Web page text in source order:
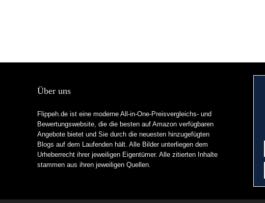
Über uns
Flippeh.de ist eine moderne All-in-One-Preisvergleichs- und
Bewertungswebsite, die die besten auf Amazon verfügbaren
Angebote bietet und Sie durch die neuesten hinzugefügten
Blogs auf dem Laufenden hält. Alle Bilder unterliegen dem
Urheberrecht ihrer jeweiligen Eigentümer. Alle zitierten Inhalte
stammen aus ihren jeweiligen Quellen.